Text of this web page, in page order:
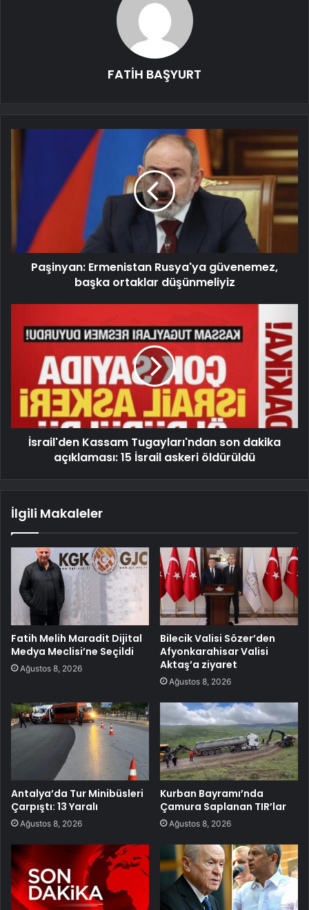
FATİH BAŞYURT
Paşinyan: Ermenistan Rusya'ya güvenemez,
başka ortaklar düşünmeliyiz
İsrail'den Kassam Tugayları'ndan son dakika
açıklaması: 15 İsrail askeri öldürüldü
İlgili Makaleler
Fatih Melih Maradit Dijital
Medya Meclisi’ne Seçildi
Ağustos 8, 2026
Bilecik Valisi Sözer’den
Afyonkarahisar Valisi
Aktaş’a ziyaret
Ağustos 8, 2026
Antalya’da Tur Minibüsleri
Çarpıştı: 13 Yaralı
Ağustos 8, 2026
Kurban Bayramı’nda
Çamura Saplanan TIR’lar
Ağustos 8, 2026